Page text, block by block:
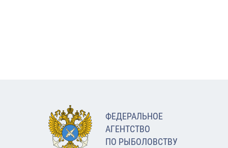
ФЕДЕРАЛЬНОЕ
АГЕНТСТВО
ПО РЫБОЛОВСТВУ